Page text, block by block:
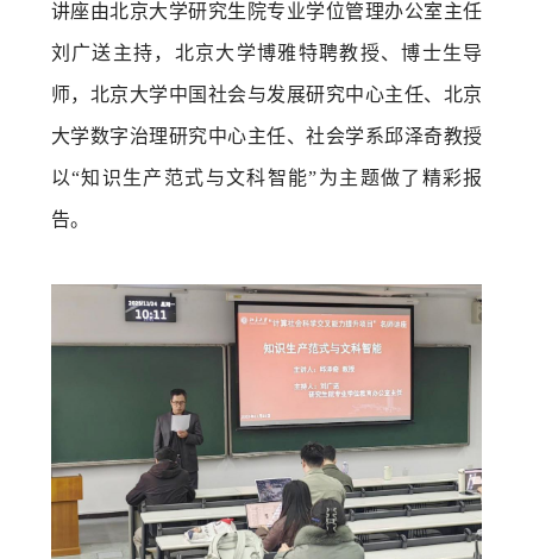
讲座由北京大学研究生院专业学位管理办公室主任
刘广送主持，北京大学博雅特聘教授、博士生导
师，北京大学中国社会与发展研究中心主任、北京
大学数字治理研究中心主任、社会学系邱泽奇教授
以“知识生产范式与文科智能”为主题做了精彩报
告。